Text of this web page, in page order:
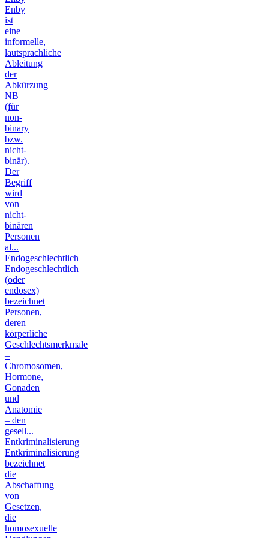
Enby
ist
eine
informelle,
lautsprachliche
Ableitung
der
Abkürzung
NB
(für
non-
binary
bzw.
nicht-
binär).
Der
Begriff
wird
von
nicht-
binären
Personen
al...
Endogeschlechtlich
Endogeschlechtlich
(oder
endosex)
bezeichnet
Personen,
deren
körperliche
Geschlechtsmerkmale
–
Chromosomen,
Hormone,
Gonaden
und
Anatomie
– den
gesell...
Entkriminalisierung
Entkriminalisierung
bezeichnet
die
Abschaffung
von
Gesetzen,
die
homosexuelle